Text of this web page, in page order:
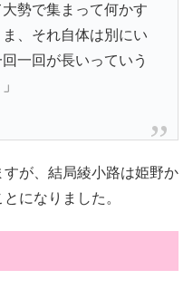
勢で集まって何かす
、それ自体は別にい
一回が長いっていう
が、結局綾小路は姫野か
になりました。